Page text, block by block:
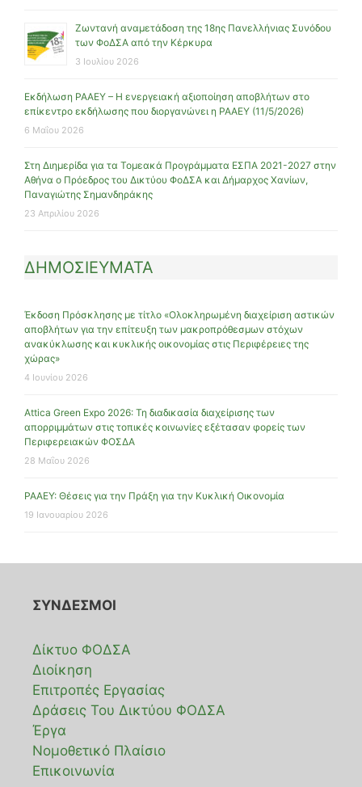
Ζωντανή αναμετάδοση της 18ης Πανελλήνιας Συνόδου
των ΦοΔΣΑ από την Κέρκυρα
3 Ιουλίου 2026
Εκδήλωση ΡΑΑΕΥ – Η ενεργειακή αξιοποίηση αποβλήτων στο
επίκεντρο εκδήλωσης που διοργανώνει η ΡΑΑΕΥ (11/5/2026)
6 Μαΐου 2026
Στη Διημερίδα για τα Τομεακά Προγράμματα ΕΣΠΑ 2021-2027 στην
Αθήνα ο Πρόεδρος του Δικτύου ΦοΔΣΑ και Δήμαρχος Χανίων,
Παναγιώτης Σημανδηράκης
23 Απριλίου 2026
ΔΗΜΟΣΙΕΥΜΑΤΑ
Έκδοση Πρόσκλησης με τίτλο «Ολοκληρωμένη διαχείριση αστικών
αποβλήτων για την επίτευξη των μακροπρόθεσμων στόχων
ανακύκλωσης και κυκλικής οικονομίας στις Περιφέρειες της
χώρας»
4 Ιουνίου 2026
Attica Green Expo 2026: Τη διαδικασία διαχείρισης των
απορριμμάτων στις τοπικές κοινωνίες εξέτασαν φορείς των
Περιφερειακών ΦΟΣΔΑ
28 Μαΐου 2026
ΡΑΑΕΥ: Θέσεις για την Πράξη για την Κυκλική Οικονομία
19 Ιανουαρίου 2026
ΣΥΝΔΕΣΜΟΙ
Δίκτυο ΦΟΔΣΑ
Διοίκηση
Επιτροπές Εργασίας
Δράσεις Του Δικτύου ΦΟΔΣΑ
Έργα
Νομοθετικό Πλαίσιο
Επικοινωνία